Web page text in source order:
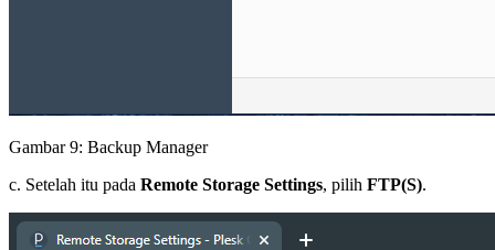
Gambar 9: Backup Manager
c. Setelah itu pada Remote Storage Settings, pilih FTP(S).